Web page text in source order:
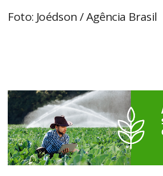
Foto: Joédson / Agência Brasil